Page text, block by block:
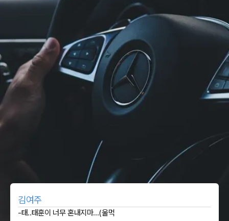
김여주
-태..태훈이 너무 혼내지마...(울먹